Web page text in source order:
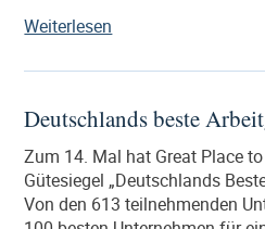
Weiterlesen
Umgang
Bewerberdaten
im
Unternehmen“
Deutschlands beste
Zum 14. Mal hat Great Place
Gütesiegel „Deutschlands
Von den 613 teilnehmenden